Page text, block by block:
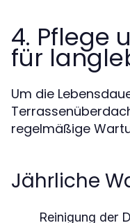
4. Pflege
für
Um die
regelmäßige
Jährliche
Reinigung der